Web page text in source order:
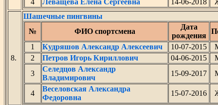
4
Леващева Елена Сергеевна 14-06-2018
8.
Шашечные пингвины
№
ФИО спортсмена
Дата
рождения
1
Кудряшов Александр Алексеевич 10-07-2015
2
Петров Игорь Кириллович 04-06-2015
3
Селедцов Александр
Владимирович
15-09-2017
4
Веселовская Александра
Федоровна
15-07-2016